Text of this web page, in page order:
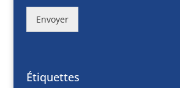
Envoyer
Étiquettes